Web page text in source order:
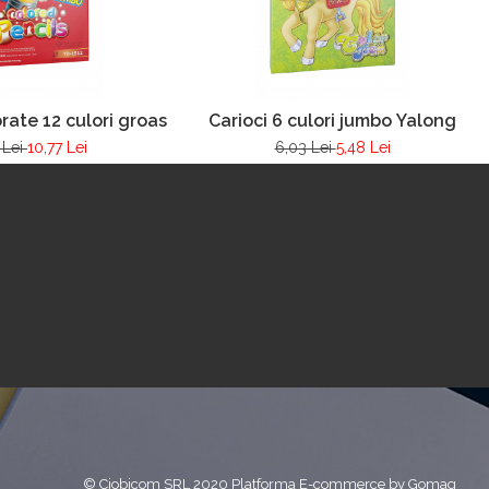
12 culori groase
Lei10,77 Lei
Carioci 6 culori jumbo Yalong
6,03 Lei5,48 Lei
© Ciobicom SRL 2020 Platforma E-commerce by Gomag